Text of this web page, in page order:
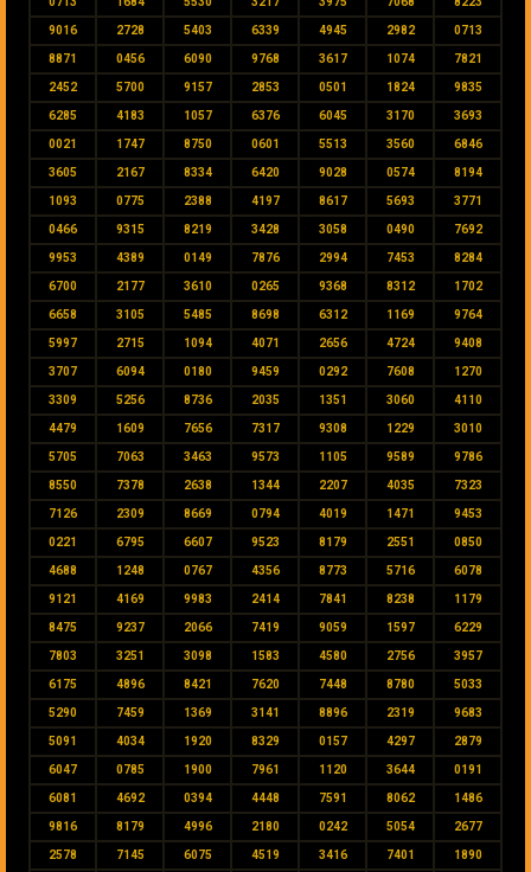
9016 2728 5403 6339 4945 2982 0713
8871 0456 6090 9768 3617 1074 7821
2452 5700 9157 2853 0501 1824 9835
6285 4183 1057 6376 6045 3170 3693
0021 1747 8750 0601 5513 3560 6846
3605 2167 8334 6420 9028 0574 8194
1093 0775 2388 4197 8617 5693 3771
0466 9315 8219 3428 3058 0490 7692
9953 4389 0149 7876 2994 7453 8284
6700 2177 3610 0265 9368 8312 1702
6658 3105 5485 8698 6312 1169 9764
5997 2715 1094 4071 2656 4724 9408
3707 6094 0180 9459 0292 7608 1270
3309 5256 8736 2035 1351 3060 4110
4479 1609 7656 7317 9308 1229 3010
5705 7063 3463 9573 1105 9589 9786
8550 7378 2638 1344 2207 4035 7323
7126 2309 8669 0794 4019 1471 9453
0221 6795 6607 9523 8179 2551 0850
4688 1248 0767 4356 8773 5716 6078
9121 4169 9983 2414 7841 8238 1179
8475 9237 2066 7419 9059 1597 6229
7803 3251 3098 1583 4580 2756 3957
6175 4896 8421 7620 7448 8780 5033
5290 7459 1369 3141 8896 2319 9683
5091 4034 1920 8329 0157 4297 2879
6047 0785 1900 7961 1120 3644 0191
6081 4692 0394 4448 7591 8062 1486
9816 8179 4996 2180 0242 5054 2677
2578 7145 6075 4519 3416 7401 1890